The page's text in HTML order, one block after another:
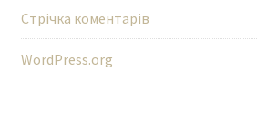
Стрічка коментарів
WordPress.org